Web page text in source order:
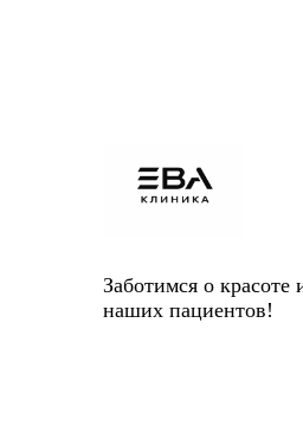
Заботимся о красоте
наших пациентов!